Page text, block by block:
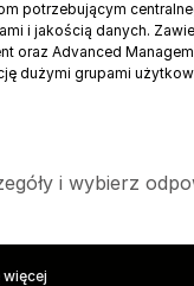
potrzebującym
i jakością danych.
oraz Advanced
dużymi grupami
i wybierz